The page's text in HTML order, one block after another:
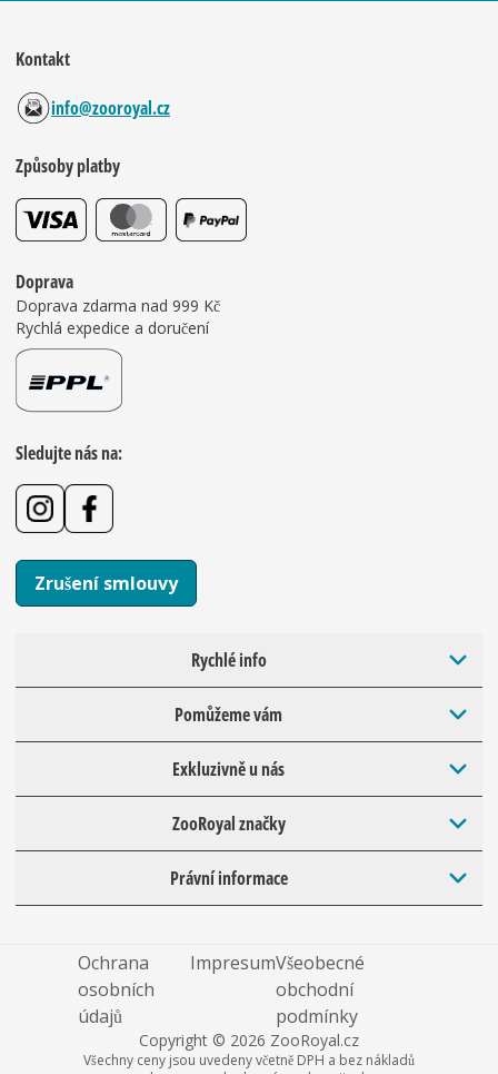
Kontakt
info@zooroyal.cz
Způsoby platby
Doprava
Doprava zdarma nad 999 Kč
Rychlá expedice a doručení
Sledujte nás na:
Zrušení smlouvy
Rychlé info
Pomůžeme vám
Exkluzivně u nás
ZooRoyal značky
Právní informace
Ochrana
osobních
údajů
ImpresumVšeobecné
obchodní
podmínky
Copyright © 2026 ZooRoyal.cz
Všechny ceny jsou uvedeny včetně DPH a bez nákladů